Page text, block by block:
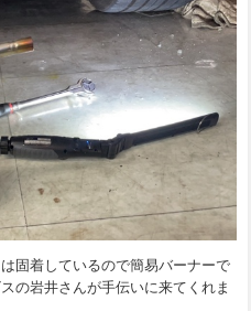
固着しているので簡易バーナーで
の岩井さんが手伝いに来てくれま